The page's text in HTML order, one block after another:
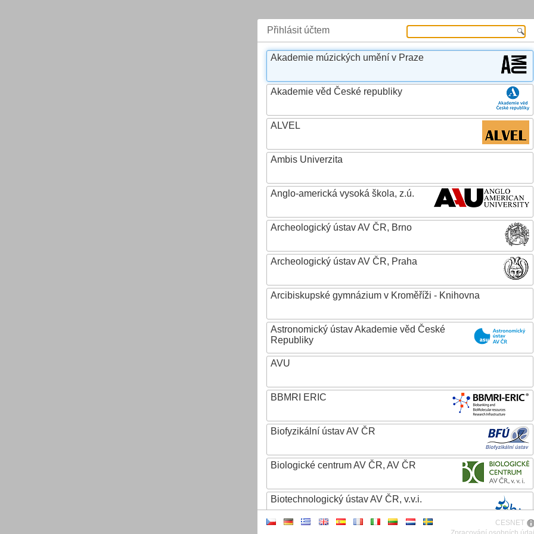
Přihlásit účtem
Akademie múzických umění v Praze
Akademie věd České republiky
ALVEL
Ambis Univerzita
Anglo-americká vysoká škola, z.ú.
Archeologický ústav AV ČR, Brno
Archeologický ústav AV ČR, Praha
Arcibiskupské gymnázium v Kroměříži - Knihovna
Astronomický ústav Akademie věd České
Republiky
AVU
BBMRI ERIC
Biofyzikální ústav AV ČR
Biologické centrum AV ČR, AV ČR
Biotechnologický ústav AV ČR, v.v.i.
CESNET